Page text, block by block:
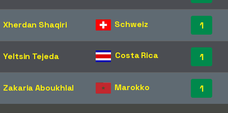
Xherdan Shaqiri Schweiz 1
Yeltsin Tejeda Costa Rica 1
Zakaria Aboukhlal Marokko 1